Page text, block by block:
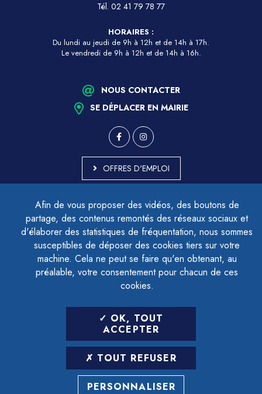
Afin de vous proposer des vidéos, des boutons de
partage, des contenus remontés des réseaux sociaux et
d'élaborer des statistiques de fréquentation, nous sommes
susceptibles de déposer des cookies tiers sur votre
machine. Cela ne peut se faire qu'en obtenant, au
préalable, votre consentement pour chacun de ces
cookies.
OK, TOUT
ACCEPTER
TOUT REFUSER
PERSONNALISER
Tél. 02 41 79 78 77
HORAIRES :
Du lundi au jeudi de 9h à 12h et de 14h à 17h.
Le vendredi de 9h à 12h et de 14h à 16h.
NOUS CONTACTER
SE DÉPLACER EN MAIRIE
OFFRES D'EMPLOI
ACCESSIBILITÉ - PARTIELLEMENT CONFORME
PLAN DU SITE
MENTIONS LÉGALES
CONTACTER LE DÉLÉGUÉ À LA PROTECTION DES DONNÉES
GESTION DES COOKIES
LETTRE D'INFORMATION
SAISIR VOTRE ADRESSE E-MAIL
POUR VOUS INSCRIRE :
ARCHIVES DÉSINSCRIPTION